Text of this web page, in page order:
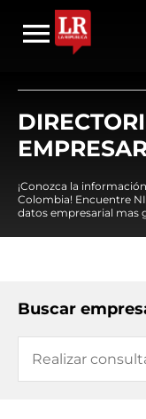
¡Conozca la
Colombia! Encuentre
datos empresarial mas
Buscar